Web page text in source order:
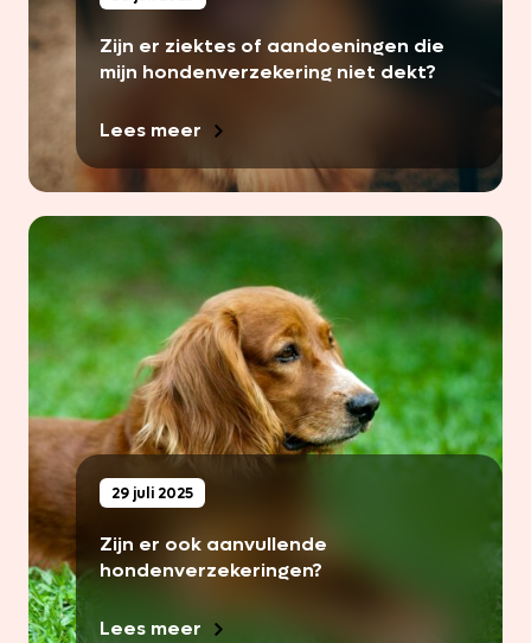
Zijn er ziektes of aandoeningen die
mijn hondenverzekering niet dekt?
Lees meer
29 juli 2025
Zijn er ook aanvullende
hondenverzekeringen?
Lees meer